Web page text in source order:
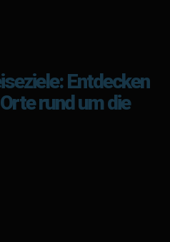
Entdecken
rund um die